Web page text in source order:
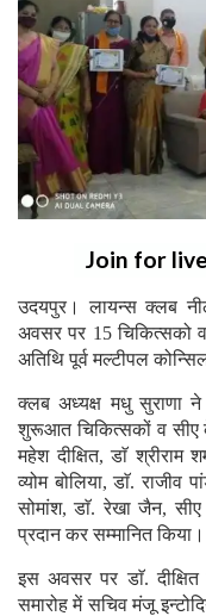
Join for
उदयपुर। लायन्स क्लब
अवसर पर 15 चिकित्सको
अतिथि पूर्व मल्टीपल
क्लब अध्यक्ष मधु सुराणा
शुरूआत चिकित्सकों व सीए
महेश दीक्षित, डाॅ श्रीराम
व्योम बोलिया, डाॅ. राजीव
सोमांश, डाॅ. रेखा जैन,
प्रदान कर सम्मानित किया।
इस अवसर पर डाॅ.
समारोह में सचिव मंजू